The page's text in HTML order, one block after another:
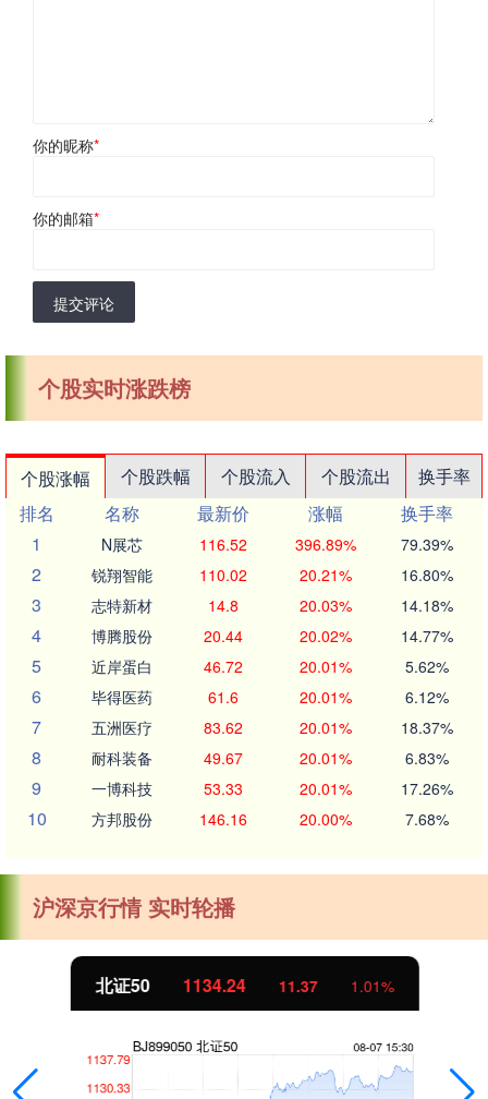
你的昵称*
你的邮箱*
提交评论
个股实时涨跌榜
个股涨幅 个股跌幅 个股流入 个股流出
换手率
排名
名称 最新价 涨幅
换手率
1
N展芯 116.52 396.89% 79.39%
2 锐翔智能 110.02 20.21% 16.80%
3 志特新材 14.8 20.03% 14.18%
4 博腾股份 20.44 20.02% 14.77%
5 近岸蛋白 46.72 20.01% 5.62%
6 毕得医药 61.6 20.01% 6.12%
7 五洲医疗 83.62 20.01% 18.37%
8 耐科装备 49.67 20.01% 6.83%
9 一博科技 53.33 20.01% 17.26%
10 方邦股份 146.16 20.00% 7.68%
沪深京行情 实时轮播
北证50 1134.24 11.37 1.01%